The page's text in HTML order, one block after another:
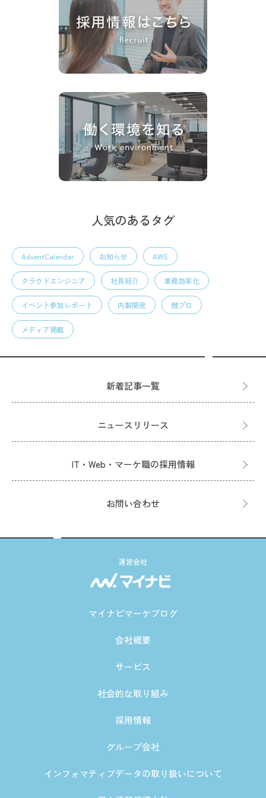
人気のあるタグ
AdventCalendar お知らせ AWS
クラウドエンジニア 社員紹介 業務効率化
イベント参加レポート 内製開発 競プロ
メディア掲載
新着記事一覧
ニュースリリース
IT・Web・マーケ職の採用情報
お問い合わせ
運営会社
マイナビマーケブログ
会社概要
サービス
社会的な取り組み
採用情報
グループ会社
インフォマティブデータの取り扱いについて